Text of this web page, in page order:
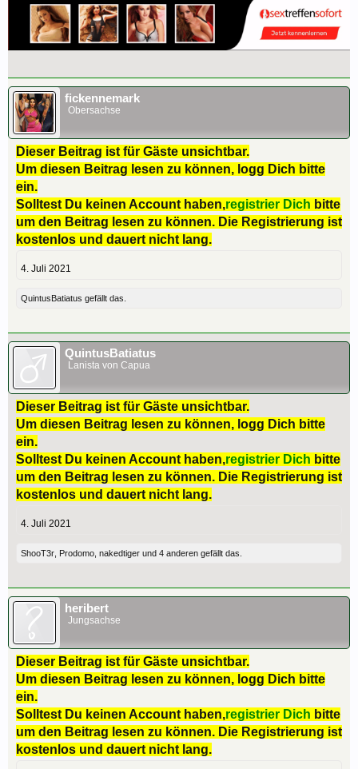
fickennemark
Obersachse
Dieser Beitrag ist für Gäste unsichtbar.
Um diesen Beitrag lesen zu können, logg Dich bitte
ein.
Solltest Du keinen Account haben,registrier Dich bitte
um den Beitrag lesen zu können. Die Registrierung ist
kostenlos und dauert nicht lang.
4. Juli 2021
QuintusBatiatus gefällt das.
QuintusBatiatus
Lanista von Capua
Dieser Beitrag ist für Gäste unsichtbar.
Um diesen Beitrag lesen zu können, logg Dich bitte
ein.
Solltest Du keinen Account haben,registrier Dich bitte
um den Beitrag lesen zu können. Die Registrierung ist
kostenlos und dauert nicht lang.
4. Juli 2021
ShooT3r, Prodomo, nakedtiger und 4 anderen gefällt das.
heribert
Jungsachse
Dieser Beitrag ist für Gäste unsichtbar.
Um diesen Beitrag lesen zu können, logg Dich bitte
ein.
Solltest Du keinen Account haben,registrier Dich bitte
um den Beitrag lesen zu können. Die Registrierung ist
kostenlos und dauert nicht lang.